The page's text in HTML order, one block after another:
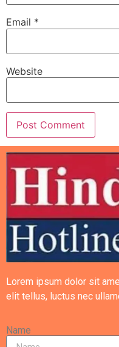
Email *
Website
Lorem ipsum dolor sit
elit tellus, luctus nec
Name